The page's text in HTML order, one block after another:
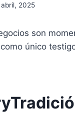
abril, 2025
son
único